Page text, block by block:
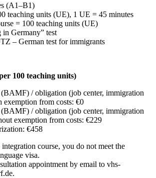
(A1–B1)
teaching units (UE), 1 UE = 45 minutes
= 100 teaching units (UE)
Germany” test
– German test for immigrants
100 teaching units)
/ obligation (job center, immigration
exemption from costs: €0
/ obligation (job center, immigration
exemption from costs: €229
€458
course, you do not meet the
visa.
appointment by email to vhs-